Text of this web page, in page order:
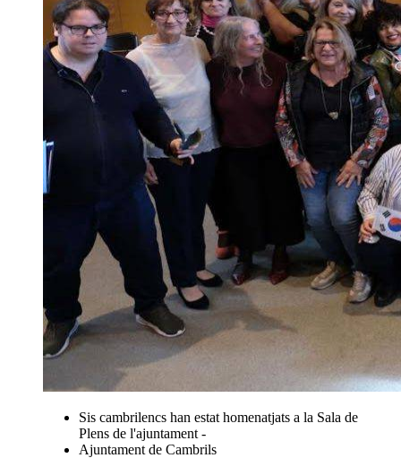
Sis cambrilencs han estat homenatjats a la Sala de
Plens de l'ajuntament -
Ajuntament de Cambrils